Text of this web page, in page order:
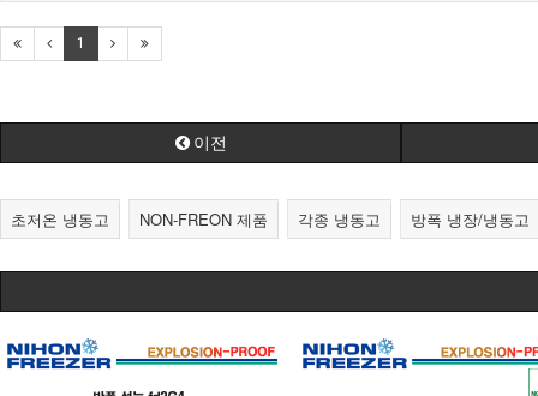
1
이전
초저온 냉동고 NON-FREON 제품 각종 냉동고 방폭 냉장/냉동고